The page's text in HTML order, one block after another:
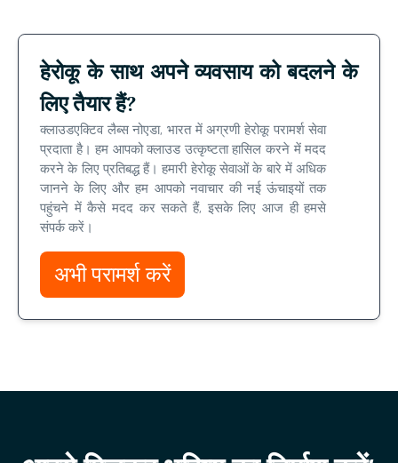
हेरोकू के साथ अपने व्यवसाय को बदलने के
लिए तैयार हैं?
क्लाउडएक्टिव लैब्स नोएडा, भारत में अग्रणी हेरोकू परामर्श सेवा
प्रदाता है। हम आपको क्लाउड उत्कृष्टता हासिल करने में मदद
करने के लिए प्रतिबद्ध हैं। हमारी हेरोकू सेवाओं के बारे में अधिक
जानने के लिए और हम आपको नवाचार की नई ऊंचाइयों तक
पहुंचने में कैसे मदद कर सकते हैं, इसके लिए आज ही हमसे
संपर्क करें।
अभी परामर्श करें